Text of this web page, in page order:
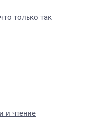
только так
и чтение